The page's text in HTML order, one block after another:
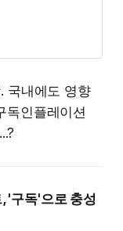
국내에도 영향
독인플레이션
'구독'으로 충성